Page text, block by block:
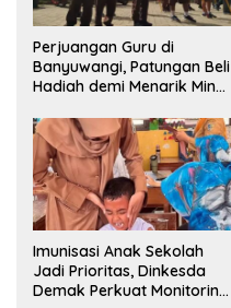
Perjuangan Guru di
Banyuwangi, Patungan Beli
Hadiah demi Menarik Minat
Imunisasi Anak Sekolah
Jadi Prioritas, Dinkesda
Demak Perkuat Monitoring